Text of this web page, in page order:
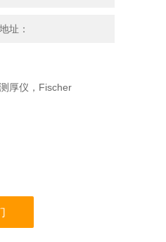
址：
厚仪，Fischer